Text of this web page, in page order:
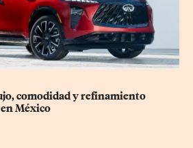
comodidad y refinamiento
México